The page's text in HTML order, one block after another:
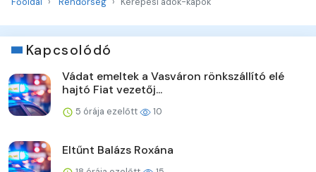
Kapcsolódó
Vádat emeltek a Vasváron rönkszállító elé
hajtó Fiat vezetőj...
5 órája ezelőtt 10
Eltűnt Balázs Roxána